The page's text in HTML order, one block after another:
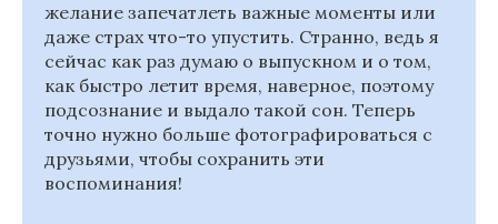
желание запечатлеть важные моменты или
даже страх что-то упустить. Странно, ведь я
сейчас как раз думаю о выпускном и о том,
как быстро летит время, наверное, поэтому
подсознание и выдало такой сон. Теперь
точно нужно больше фотографироваться с
друзьями, чтобы сохранить эти
воспоминания!